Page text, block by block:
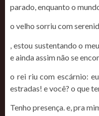
parado, enquanto o
o velho sorriu com
, estou sustentando o
e ainda assim não se
o rei riu com escárnio:
estradas! e você? o que
Tenho presença. e, pra